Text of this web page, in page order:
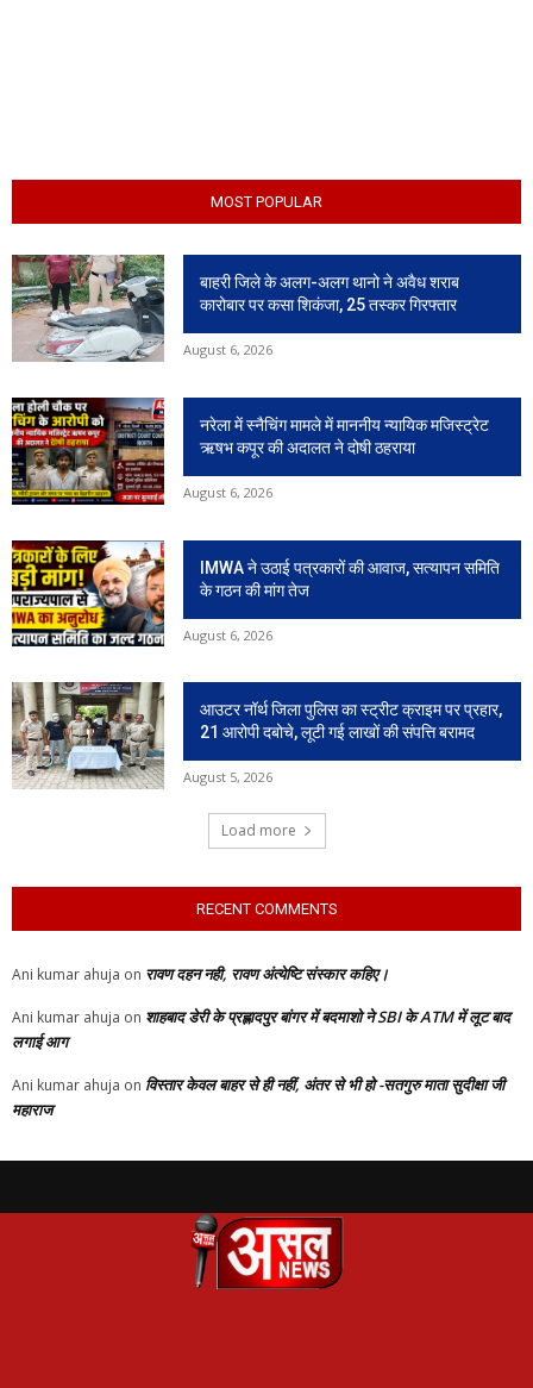
MOST POPULAR
बाहरी जिले के अलग-अलग थानो ने अवैध शराब
कारोबार पर कसा शिकंजा, 25 तस्कर गिरफ्तार
August 6, 2026
नरेला में स्नैचिंग मामले में माननीय न्यायिक मजिस्ट्रेट
ऋषभ कपूर की अदालत ने दोषी ठहराया
August 6, 2026
IMWA ने उठाई पत्रकारों की आवाज, सत्यापन समिति
के गठन की मांग तेज
August 6, 2026
आउटर नॉर्थ जिला पुलिस का स्ट्रीट क्राइम पर प्रहार,
21 आरोपी दबोचे, लूटी गई लाखों की संपत्ति बरामद
August 5, 2026
Load more
RECENT COMMENTS
Ani kumar ahuja on रावण दहन नही, रावण अंत्येष्टि संस्कार कहिए।
Ani kumar ahuja on शाहबाद डेरी के प्रह्लादपुर बांगर में बदमाशो ने SBI के ATM में लूट बाद
लगाई आग
Ani kumar ahuja on विस्तार केवल बाहर से ही नहीं, अंतर से भी हो -सतगुरु माता सुदीक्षा जी
महाराज